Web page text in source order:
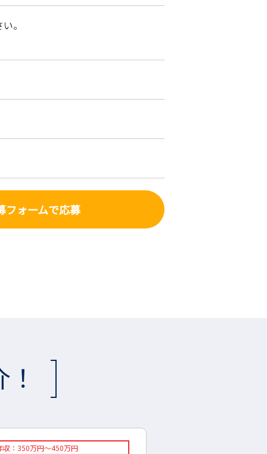
。
フォームで応募
収：264万円～660万円